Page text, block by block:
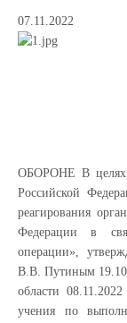
07.11.2022
ОБОРОНЕ В целях
Российской
реагирования
Федерации в
операции»,
В.В. Путиным
области
учения по